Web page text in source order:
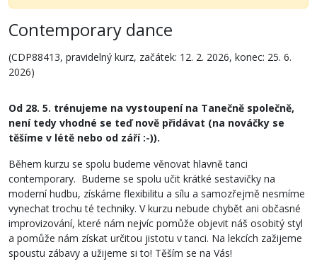
Contemporary dance
(CDP88413, pravidelný kurz, začátek: 12. 2. 2026, konec: 25. 6.
2026)
Od 28. 5. trénujeme na vystoupení na Tanečně společně,
není tedy vhodné se teď nově přidávat (na nováčky se
těšíme v létě nebo od září :-)).
Během kurzu se spolu budeme věnovat hlavně tanci
contemporary. Budeme se spolu učit krátké sestavičky na
moderní hudbu, získáme flexibilitu a sílu a samozřejmě nesmíme
vynechat trochu té techniky. V kurzu nebude chybět ani občasné
improvizování, které nám nejvíc pomůže objevit náš osobitý styl
a pomůže nám získat určitou jistotu v tanci. Na lekcích zažijeme
spoustu zábavy a užijeme si to! Těším se na Vás!